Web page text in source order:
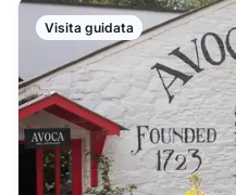
Visita guidata